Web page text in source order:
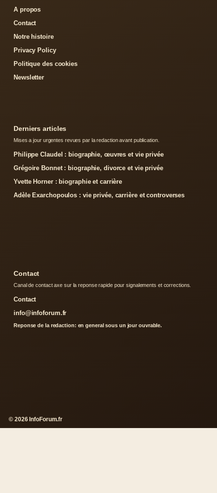
A propos
Contact
Notre histoire
Privacy Policy
Politique des cookies
Newsletter
Derniers articles
Mises a jour urgentes revues par la redaction avant publication.
Philippe Claudel : biographie, œuvres et vie privée
Grégoire Bonnet : biographie, divorce et vie privée
Yvette Horner : biographie et carrière
Adèle Exarchopoulos : vie privée, carrière et controverses
Contact
Canal de contact axe sur la reponse rapide pour signalements et corrections.
Contact
info@infoforum.fr
Reponse de la redaction: en general sous un jour ouvrable.
© 2026 InfoForum.fr